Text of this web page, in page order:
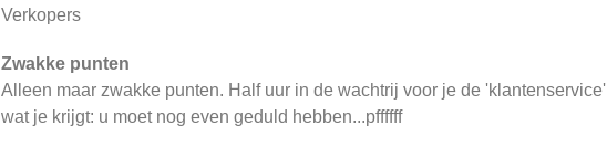
Verkopers
Zwakke punten
Alleen maar zwakke punten. Half uur in de wachtrij voor je de
wat je krijgt: u moet nog even geduld hebben...pffffff